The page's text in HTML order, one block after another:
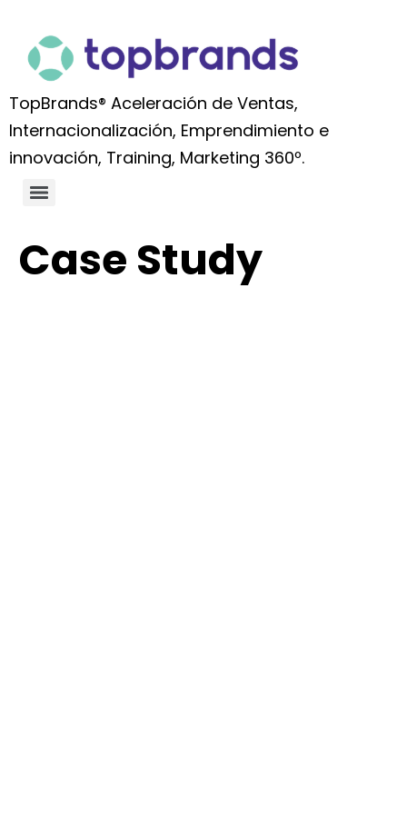
TopBrands® Aceleración de Ventas,
Internacionalización, Emprendimiento e
innovación, Training, Marketing 360º.
Case Study